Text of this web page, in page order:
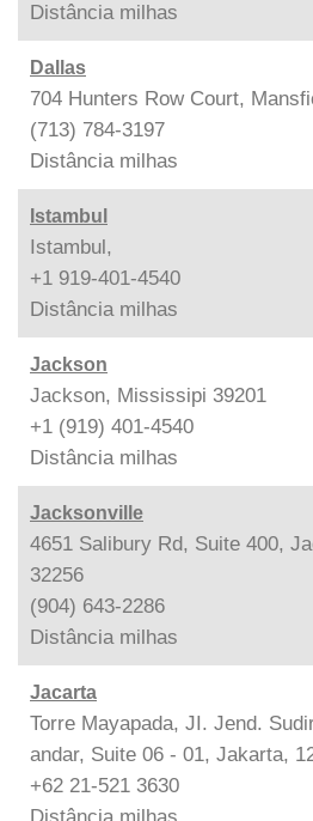
Distância milhas
Dallas
704 Hunters Row Court,
(713) 784-3197
Distância milhas
Istambul
Istambul,
+1 919-401-4540
Distância milhas
Jackson
Jackson, Mississipi 39201
+1 (919) 401-4540
Distância milhas
Jacksonville
4651 Salibury Rd, Suite 400,
32256
(904) 643-2286
Distância milhas
Jacarta
Torre Mayapada, JI. Jend.
andar, Suite 06 - 01, Jakarta,
+62 21-521 3630